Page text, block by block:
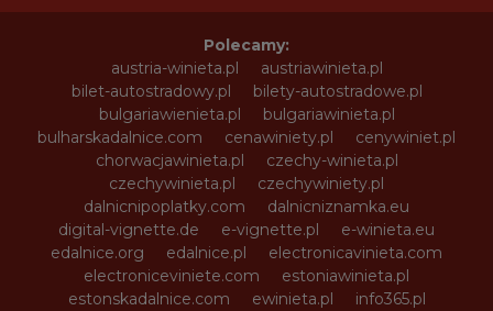
Polecamy:
austria-winieta.pl
austriawinieta.pl
bilet-autostradowy.pl
bilety-autostradowe.pl
bulgariawienieta.pl
bulgariawinieta.pl
bulharskadalnice.com
cenawiniety.pl
cenywiniet.pl
chorwacjawinieta.pl
czechy-winieta.pl
czechywinieta.pl
czechywiniety.pl
dalnicnipoplatky.com
dalnicniznamka.eu
digital-vignette.de
e-vignette.pl
e-winieta.eu
edalnice.org
edalnice.pl
electronicavinieta.com
electroniceviniete.com
estoniawinieta.pl
estonskadalnice.com
ewinieta.pl
info365.pl